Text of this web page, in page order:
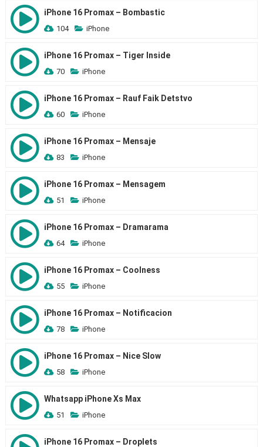
iPhone 16 Promax – Bombastic
104 iPhone
iPhone 16 Promax – Tiger Inside
70 iPhone
iPhone 16 Promax – Rauf Faik Detstvo
60 iPhone
iPhone 16 Promax – Mensaje
83 iPhone
iPhone 16 Promax – Mensagem
51 iPhone
iPhone 16 Promax – Dramarama
64 iPhone
iPhone 16 Promax – Coolness
55 iPhone
iPhone 16 Promax – Notificacion
78 iPhone
iPhone 16 Promax – Nice Slow
58 iPhone
Whatsapp iPhone Xs Max
51 iPhone
iPhone 16 Promax – Droplets